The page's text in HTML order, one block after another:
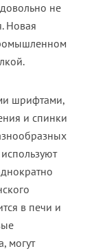
не
Новая
шрифтами,
и спинки
в печи и
могут